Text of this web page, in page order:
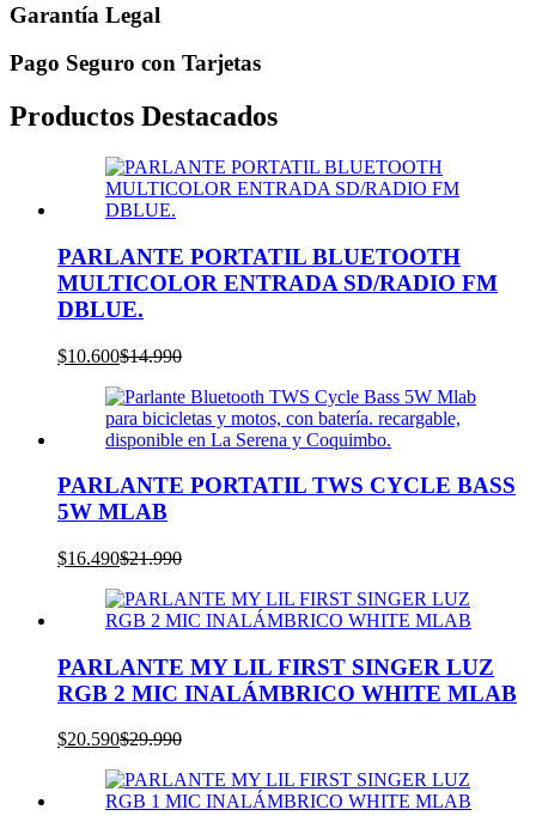
Garantía Legal
Pago Seguro con Tarjetas
Productos Destacados
PARLANTE PORTATIL BLUETOOTH
MULTICOLOR ENTRADA SD/RADIO FM
DBLUE.
$10.600El
actual
es:
$10.600.
$14.990El
original
era:
$14.990.
PARLANTE PORTATIL TWS CYCLE BASS
5W MLAB
$16.490El
actual
es:
$21.990El
original
era:
PARLANTE MY LIL FIRST SINGER LUZ
RGB 2 MIC INALÁMBRICO WHITE MLAB
$20.590El
actual
es:
$29.990El
original
era: